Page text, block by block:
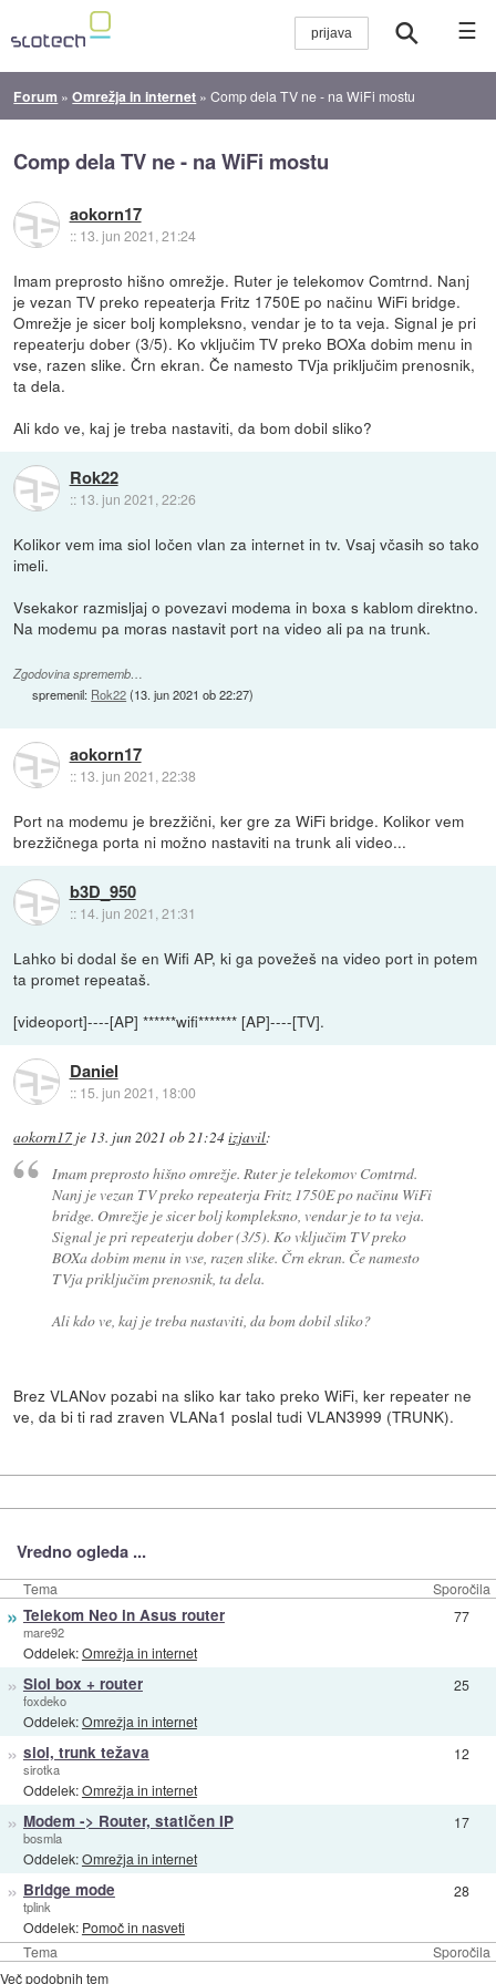
☰
Forum »Omrežja in internet »Comp dela TV ne - na WiFi mostu
Comp dela TV ne - na WiFi mostu
aokorn17
:: 13. jun 2021, 21:24
Imam preprosto hišno omrežje. Ruter je telekomov Comtrnd. Nanj
je vezan TV preko repeaterja Fritz 1750E po načinu WiFi bridge.
Omrežje je sicer bolj kompleksno, vendar je to ta veja. Signal je pri
repeaterju dober (3/5). Ko vključim TV preko BOXa dobim menu in
vse, razen slike. Črn ekran. Če namesto TVja priključim prenosnik,
ta dela.
Ali kdo ve, kaj je treba nastaviti, da bom dobil sliko?
Rok22
:: 13. jun 2021, 22:26
Kolikor vem ima siol ločen vlan za internet in tv. Vsaj včasih so tako
imeli.
Vsekakor razmisljaj o povezavi modema in boxa s kablom direktno.
Na modemu pa moras nastavit port na video ali pa na trunk.
Zgodovina sprememb…
spremenil: Rok22(13. jun 2021 ob 22:27)
aokorn17
:: 13. jun 2021, 22:38
Port na modemu je brezžični, ker gre za WiFi bridge. Kolikor vem
brezžičnega porta ni možno nastaviti na trunk ali video...
b3D_950
:: 14. jun 2021, 21:31
Lahko bi dodal še en Wifi AP, ki ga povežeš na video port in potem
ta promet repeataš.
[videoport]----[AP] ******wifi******* [AP]----[TV].
Daniel
:: 15. jun 2021, 18:00
aokorn17 je 13. jun 2021 ob 21:24izjavil:
Imam preprosto hišno omrežje. Ruter je telekomov Comtrnd.
Nanj je vezan TV preko repeaterja Fritz 1750E po načinu WiFi
bridge. Omrežje je sicer bolj kompleksno, vendar je to ta veja.
Signal je pri repeaterju dober (3/5). Ko vključim TV preko
BOXa dobim menu in vse, razen slike. Črn ekran. Če namesto
TVja priključim prenosnik, ta dela.
Ali kdo ve, kaj je treba nastaviti, da bom dobil sliko?
Brez VLANov pozabi na sliko kar tako preko WiFi, ker repeater ne
ve, da bi ti rad zraven VLANa1 poslal tudi VLAN3999 (TRUNK).
Vredno ogleda ...
Tema Sporočila
Tema Sporočila
» Telekom Neo in Asus router
mare92
Oddelek:Omrežja in internet
77
» Siol box + router
foxdeko
Oddelek:Omrežja in internet
25
» siol, trunk težava
sirotka
Oddelek:Omrežja in internet
12
» Modem -> Router, statičen IP
bosmla
Oddelek:Omrežja in internet
17
» Bridge mode
tplink
Oddelek: Pomoč in nasveti
28
Več podobnih tem